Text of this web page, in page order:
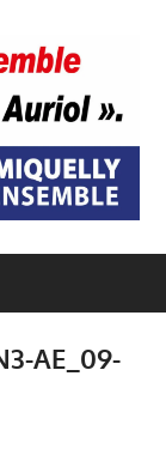
AE_09-